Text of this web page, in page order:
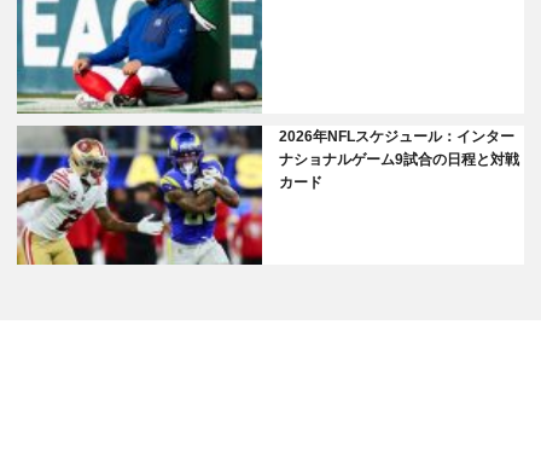
2026年NFLスケジュール：インター
ナショナルゲーム9試合の日程と対戦
カード